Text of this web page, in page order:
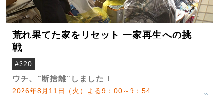
荒れ果てた家をリセット 一家再生への挑
戦
#320
ウチ、“断捨離”しました！
2026年8月11日（火）よる9：00～9：54